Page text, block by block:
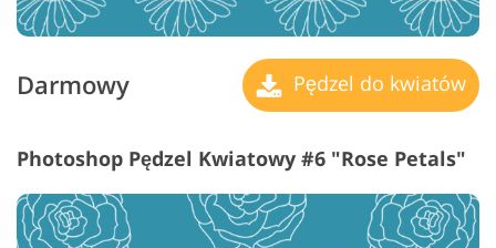
Darmowy Pędzel do kwiatów
Photoshop Pędzel Kwiatowy #6 "Rose Petals"